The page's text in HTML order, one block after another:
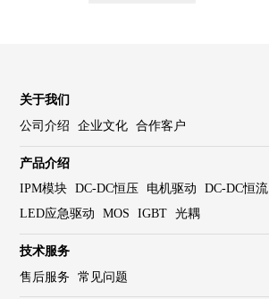
关于我们
公司介绍
企业文化 合作客户
产品介绍
IPM模块 DC-DC恒压 电机驱动 DC-DC恒流
LED应急驱动
MOS IGBT 光耦
技术服务
售后服务
常见问题